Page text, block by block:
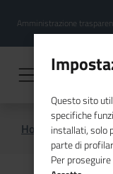
contenuto
Menu
Amministrazione
Home
Questo sito
specifiche
installati, solo
parte di
Per